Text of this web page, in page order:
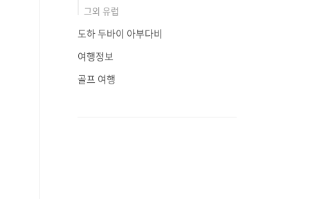
그외 유럽
도하 두바이 아부다비
여행정보
골프 여행